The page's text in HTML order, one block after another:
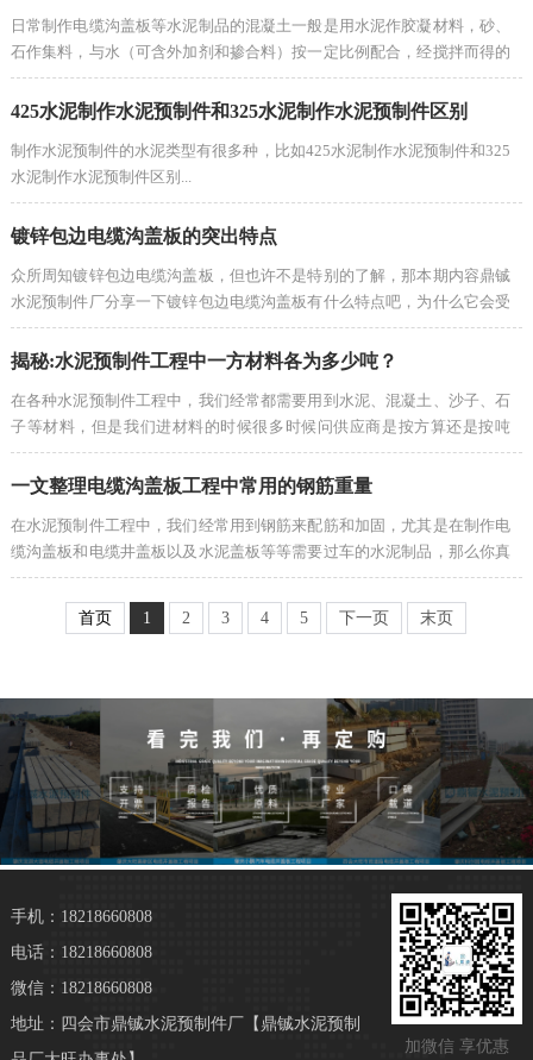
日常制作电缆沟盖板等水泥制品的混凝土一般是用水泥作胶凝材料，砂、
石作集料，与水（可含外加剂和掺合料）按一定比例配合，经搅拌而得的
水泥混凝土，广泛应用于土木工程...
425水泥制作水泥预制件和325水泥制作水泥预制件区别
制作水泥预制件的水泥类型有很多种，比如425水泥制作水泥预制件和325
水泥制作水泥预制件区别...
镀锌包边电缆沟盖板的突出特点
众所周知镀锌包边电缆沟盖板，但也许不是特别的了解，那本期内容鼎铖
水泥预制件厂分享一下镀锌包边电缆沟盖板有什么特点吧，为什么它会受
到电力电缆工程的欢迎呢？...
揭秘:水泥预制件工程中一方材料各为多少吨？
在各种水泥预制件工程中，我们经常都需要用到水泥、混凝土、沙子、石
子等材料，但是我们进材料的时候很多时候问供应商是按方算还是按吨
算，我们却不知道一方算便宜还是按吨算...
一文整理电缆沟盖板工程中常用的钢筋重量
在水泥预制件工程中，我们经常用到钢筋来配筋和加固，尤其是在制作电
缆沟盖板和电缆井盖板以及水泥盖板等等需要过车的水泥制品，那么你真
的了解过工程中常用的钢筋重量吗？下...
首页 1 2 3 4 5 下一页 末页
加微信 享优惠
手机：18218660808
电话：18218660808
微信：18218660808
地址：四会市鼎铖水泥预制件厂【鼎铖水泥预制